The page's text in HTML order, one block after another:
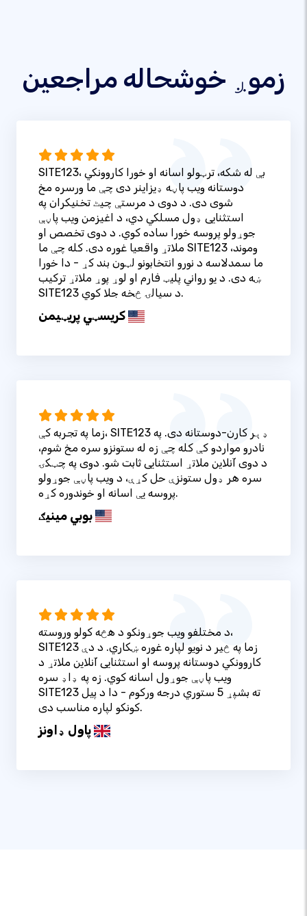
زموږ خوشحاله مراجعین
SITE123، بې له شکه، ترټولو اسانه او خورا کاروونکي
دوستانه ویب پاڼه ډیزاینر دی چې ما ورسره مخ
شوی دی. د دوی د مرستې چیٹ تخنیکران په
استثنایی ډول مسلکي دي، د اغیزمن ویب پاڼې
جوړولو پروسه خورا ساده کوي. د دوی تخصص او
ملاتړ واقعیا غوره دی. کله چې ما SITE123 وموند،
ما سمدلاسه د نورو انتخابونو لټون بند کړ - دا خورا
ښه دی. د یو رواني پلیټ فارم او لوړ پوړ ملاتړ ترکیب
SITE123 د سیالۍ څخه جلا کوي.
کریسټي پریټيمن
زما په تجربه کې، SITE123 ډېر کارن-دوستانه دی. په
نادرو مواردو کې کله چې زه له ستونزو سره مخ شوم،
د دوی آنلاین ملاتړ استثنایی ثابت شو. دوی په چټکۍ
سره هر ډول ستونزې حل کړې، د ویب پاڼې جوړولو
پروسه یې اسانه او خوندوره کړه.
بوبي مینیګ
د مختلفو ویب جوړونکو د هڅه کولو وروسته،
SITE123 زما په څیر د نویو لپاره غوره ښکاري. د دې
کاروونکي دوستانه پروسه او استثنایی آنلاین ملاتړ د
ویب پاڼې جوړول اسانه کوي. زه په ډاډ سره
SITE123 ته بشپړ 5 ستوري درجه ورکوم - دا د پیل
کونکو لپاره مناسب دی.
پاول ډاونز